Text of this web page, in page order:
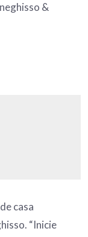
&
casa
“Inicie